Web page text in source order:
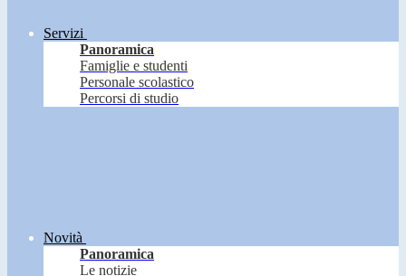
Servizi
Panoramica
Famiglie e studenti
Personale scolastico
Percorsi di studio
Novità
Panoramica
Le notizie